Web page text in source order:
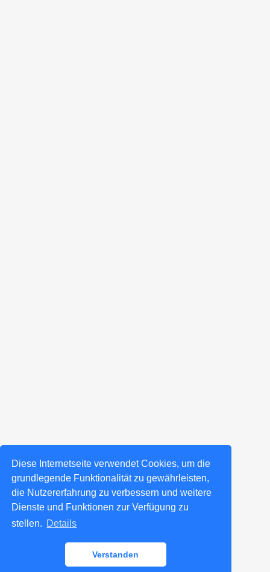
Diese Internetseite verwendet Cookies, um die
grundlegende Funktionalität zu gewährleisten,
die Nutzererfahrung zu verbessern und weitere
Dienste und Funktionen zur Verfügung zu
stellen. Details
Verstanden